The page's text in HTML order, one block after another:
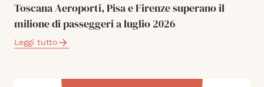
Toscana Aeroporti, Pisa e Firenze superano il
milione di passeggeri a luglio 2026
Leggi tutto